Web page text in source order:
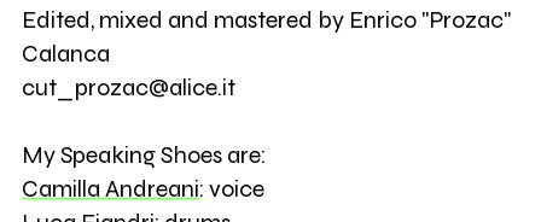
Edited, mixed and mastered by Enrico "Prozac"
Calanca
cut_prozac@alice.it
My Speaking Shoes are:
Camilla Andreani: voice